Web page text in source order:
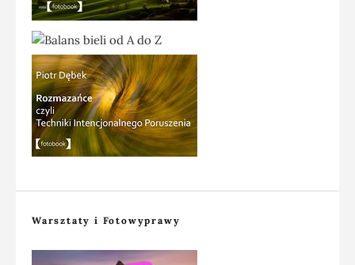
Warsztaty i Fotowyprawy